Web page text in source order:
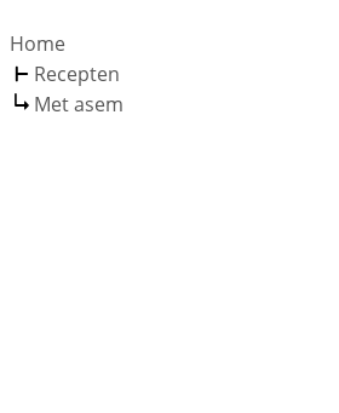
Home
Recepten
Met asem